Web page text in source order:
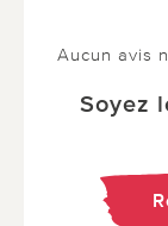
Aucun avis
Soyez